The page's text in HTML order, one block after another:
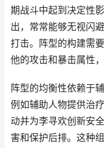
期战斗中起到决定性
出，常常能够无视闪
打击。阵型的构建需
他的攻击和暴击属性
阵型的均衡性依赖于
例如辅助人物提供治
动并为李寻欢创新安
害和保护后排。这种